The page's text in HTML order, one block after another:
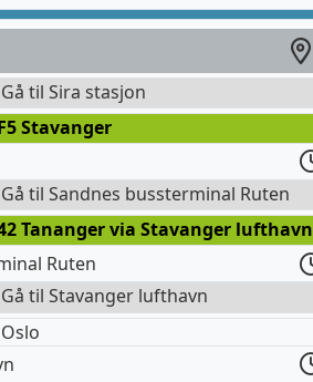
Gå til Sira stasjon
Stavanger
Gå til Sandnes bussterminal Ruten
Tananger via Stavanger lufthavn
Ruten
Gå til Stavanger lufthavn
Oslo